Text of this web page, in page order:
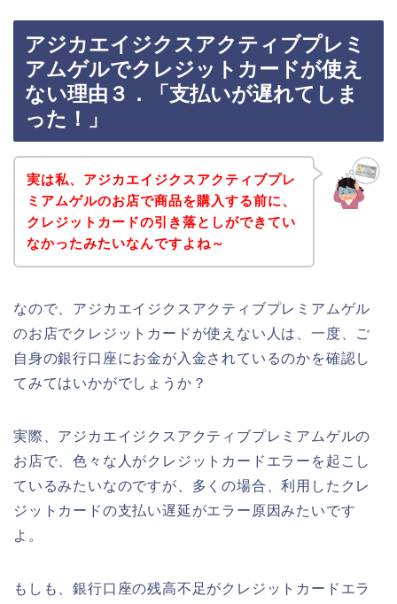
アジカエイジクスアクティブプレミ
アムゲルでクレジットカードが使え
ない理由３．「支払いが遅れてしま
った！」
実は私、アジカエイジクスアクティブプレ
ミアムゲルのお店で商品を購入する前に、
クレジットカードの引き落としができてい
なかったみたいなんですよね～
なので、アジカエイジクスアクティブプレミアムゲル
のお店でクレジットカードが使えない人は、一度、ご
自身の銀行口座にお金が入金されているのかを確認し
てみてはいかがでしょうか？
実際、アジカエイジクスアクティブプレミアムゲルの
お店で、色々な人がクレジットカードエラーを起こし
ているみたいなのですが、多くの場合、利用したクレ
ジットカードの支払い遅延がエラー原因みたいです
よ。
もしも、銀行口座の残高不足がクレジットカードエラ